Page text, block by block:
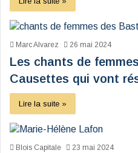
Marc Alvarez 26 mai 2024
Les chants de
Causettes qui vont
Lire la suite »
Blois Capitale 23 mai 2024